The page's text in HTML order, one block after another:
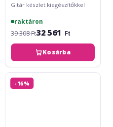
Gitár készlet kiegészítőkkel
raktáron
39 308 Ft32 561 Ft
Kosárba
Soundcreation
Classic
-16%